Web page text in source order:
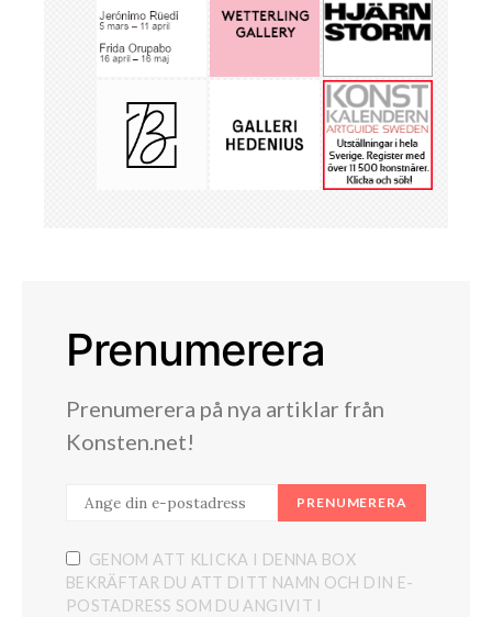
Prenumerera
Prenumerera på nya artiklar från
Konsten.net!
PRENUMERERA
GENOM ATT KLICKA I DENNA BOX
BEKRÄFTAR DU ATT DITT NAMN OCH DIN E-
POSTADRESS SOM DU ANGIVIT I